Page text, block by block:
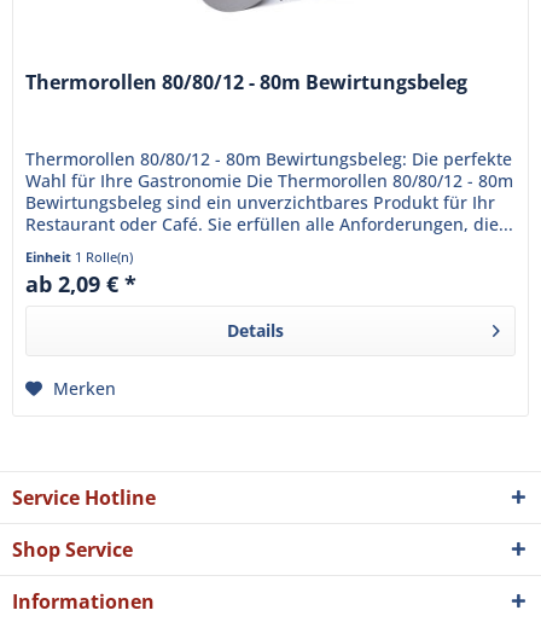
Thermorollen 80/80/12 - 80m Bewirtungsbeleg
Thermorollen 80/80/12 - 80m Bewirtungsbeleg: Die perfekte
Wahl für Ihre Gastronomie Die Thermorollen 80/80/12 - 80m
Bewirtungsbeleg sind ein unverzichtbares Produkt für Ihr
Restaurant oder Café. Sie erfüllen alle Anforderungen, die...
Einheit 1 Rolle(n)
ab 2,09 € *
Details
Merken
Service Hotline
Shop Service
Informationen